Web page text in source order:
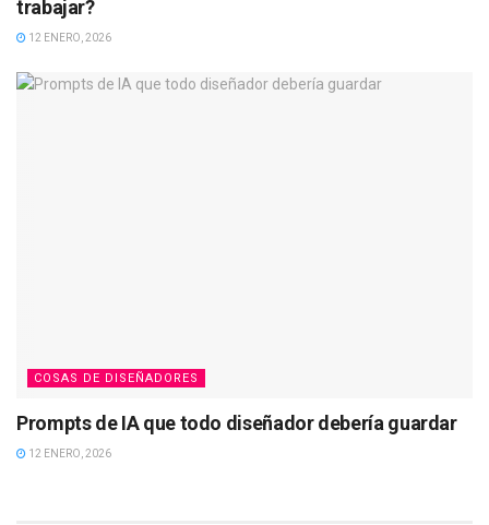
trabajar?
12 ENERO, 2026
COSAS DE DISEÑADORES
Prompts de IA que todo diseñador debería guardar
12 ENERO, 2026